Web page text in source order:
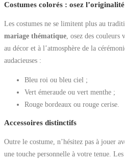
Costumes colorés : osez l’originalité
Les costumes ne se limitent plus au
mariage thématique , osez des
au décor et à l’atmosphère de la
audacieuses :
Bleu roi ou bleu ciel ;
Vert émeraude ou vert menthe ;
Rouge bordeaux ou rouge cerise.
Accessoires distinctifs
Outre le costume, n’hésitez pas à jouer
une touche personnelle à votre tenue.